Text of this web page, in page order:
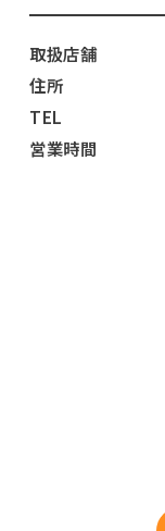
取扱店舗
住所
TEL
営業時間